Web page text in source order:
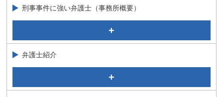
刑事事件に強い弁護士（事務所概要）
公判（裁判）段階における当事務所の特徴
捜査段階における当事務所の特徴
弁護士紹介
代表パートナー弁護士 加藤 隆太郎 Ryutaro Kato
特別顧問 石井 政治 Masaji Ishii